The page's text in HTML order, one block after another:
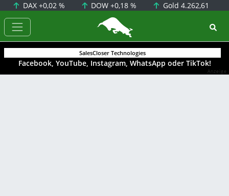
DAX +0,02 % DOW+0,18 % Gold 4.262,61
BörsenNEWS.de
SalesCloser Technologies
Facebook, YouTube, Instagram, WhatsApp oder TikTok!
Anzeige